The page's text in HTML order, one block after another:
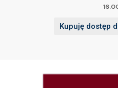
Kupuję dostęp